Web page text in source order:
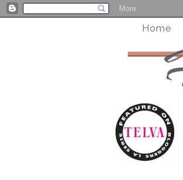
Home